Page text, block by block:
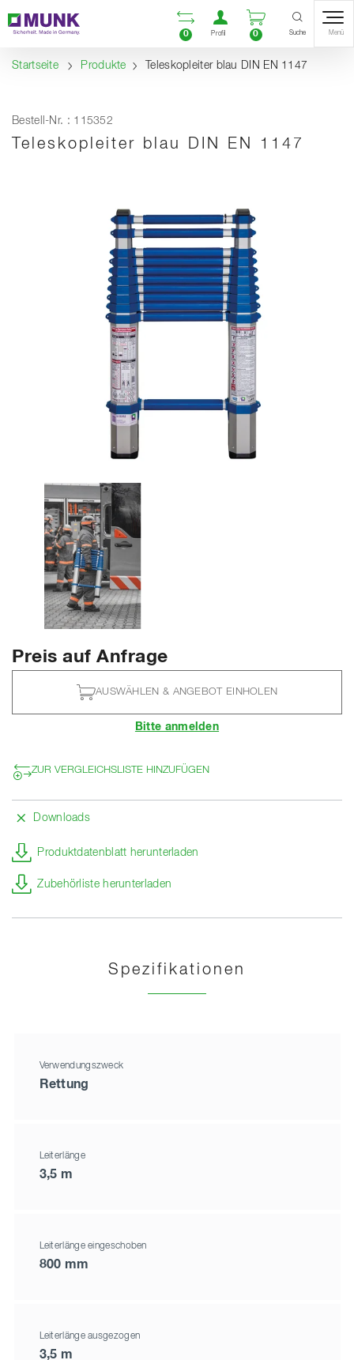
Inhalt
Inhaltsverzeichnis
Navigation Vergleichsliste öffnen
0
Benutzerkonto
Profil
Warenkorb
0 Suche Menü
Startseite Produkte Teleskopleiter blau DIN EN 1147
Bestell-Nr. : 115352
Teleskopleiter blau DIN EN 1147
Preis auf Anfrage
AUSWÄHLEN & ANGEBOT EINHOLEN
Bitte anmelden
ZUR VERGLEICHSLISTE HINZUFÜGEN
Downloads
Produktdatenblatt herunterladen
Zubehörliste herunterladen
Spezifikationen
Verwendungszweck
Rettung
Leiterlänge
3,5 m
Leiterlänge eingeschoben
800 mm
Leiterlänge ausgezogen
3,5 m